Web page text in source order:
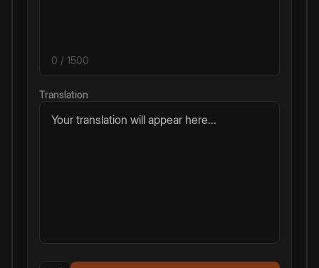
0 / 1500
Translation
Your translation will appear here...